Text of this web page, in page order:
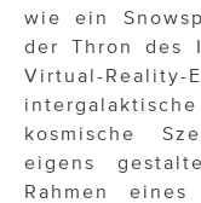
wie ein
der Thron des
Virtual-
kosmische
eigens
Rahmen eines